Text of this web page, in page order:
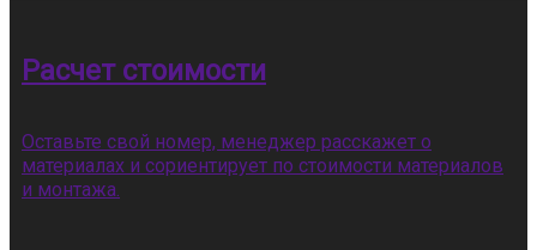
Расчет стоимости
Оставьте свой номер, менеджер расскажет о
материалах и сориентирует по стоимости материалов
и монтажа.